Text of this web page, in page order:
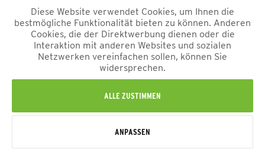
sowie Geschenkgutscheine sind vom Rabatt ausgeschlossen. Der
Rabattcode ist nicht mit anderen Aktionen oder Gutscheinen
kombinierbar. Der Mindestbestellwert beträgt 50 €
*Alle Preise verstehen sich inkl. Mehrwertsteuer und zzgl.
und ggf. Nachnahmegebühren, wenn nicht anders
beschrieben.
Alle Rechte vorbehalten © 2026
Diese Website verwendet Cookies, um Ihnen die
bestmögliche Funktionalität bieten zu können. Anderen
Cookies, die der Direktwerbung dienen oder die
Interaktion mit anderen Websites und sozialen
Netzwerken vereinfachen sollen, können Sie
widersprechen.